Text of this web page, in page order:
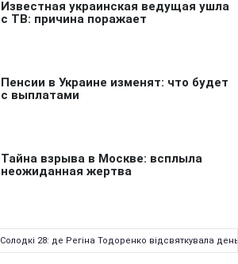
Солодкі 28: де Регіна Тодоренко відсвяткувала